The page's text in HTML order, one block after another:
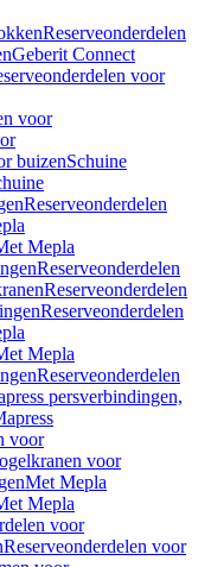
Reserveonderdelen
Geberit Connect
voor
voor
buizenSchuine
Reserveonderdelen
Mepla
Reserveonderdelen
Reserveonderdelen
Reserveonderdelen
Mepla
Reserveonderdelen
persverbindingen,
voor
voor
Met Mepla
Mepla
voor
Reserveonderdelen voor